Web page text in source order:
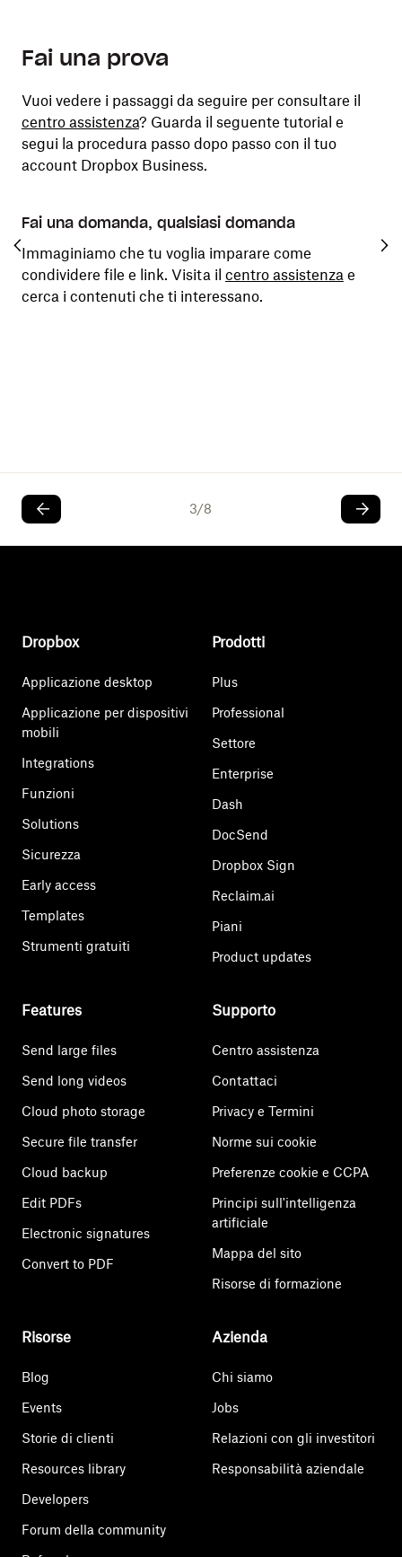
Fai una prova
Vuoi vedere i passaggi da seguire per consultare il
centro assistenza? Guarda il seguente tutorial e
segui la procedura passo dopo passo con il tuo
account Dropbox Business.
Fai una domanda, qualsiasi domanda
Immaginiamo che tu voglia imparare come
condividere file e link. Visita il centro assistenzae
cerca i contenuti che ti interessano.
3/8
Dropbox
Applicazione desktop
Applicazione per dispositivi
mobili
Integrations
Funzioni
Solutions
Sicurezza
Early access
Templates
Strumenti gratuiti
Prodotti
Plus
Professional
Settore
Enterprise
Dash
DocSend
Dropbox Sign
Reclaim.ai
Piani
Product updates
Features
Send large files
Send long videos
Cloud photo storage
Secure file transfer
Cloud backup
Edit PDFs
Electronic signatures
Convert to PDF
Supporto
Centro assistenza
Contattaci
Privacy e Termini
Norme sui cookie
Preferenze cookie e CCPA
Principi sull'intelligenza
artificiale
Mappa del sito
Risorse di formazione
Risorse
Blog
Events
Storie di clienti
Resources library
Developers
Forum della community
Azienda
Chi siamo
Jobs
Relazioni con gli investitori
Responsabilità aziendale